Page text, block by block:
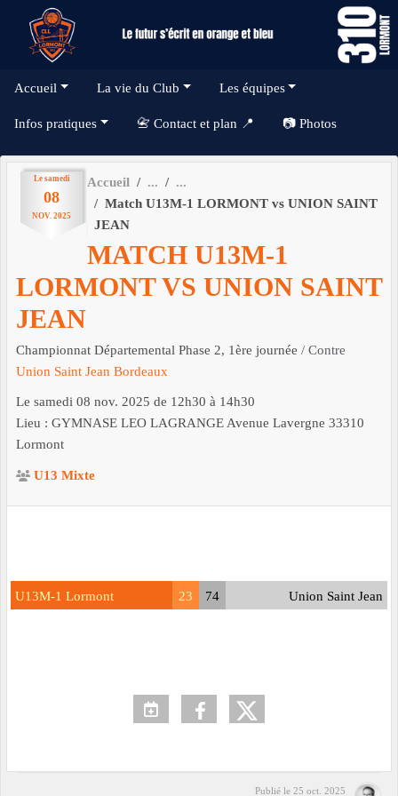
Accueil La vie du Club Les équipes
Infos pratiques 📇 Contact et plan 📍 📷 Photos
Le samedi
08
NOV. 2025
Accueil
Match U13M-1 LORMONT vs UNION SAINT
JEAN
MATCH U13M-1
LORMONT VS UNION SAINT
JEAN
Championnat Départemental Phase 2, 1ère journée / Contre
Union Saint Jean Bordeaux
Le samedi 08 nov. 2025 de 12h30 à 14h30
Lieu : GYMNASE LEO LAGRANGE Avenue Lavergne 33310
Lormont
U13 Mixte
U13M-1 Lormont 23 74 Union Saint Jean
Publié le 25 oct. 2025
Panneau de gestion des cookies